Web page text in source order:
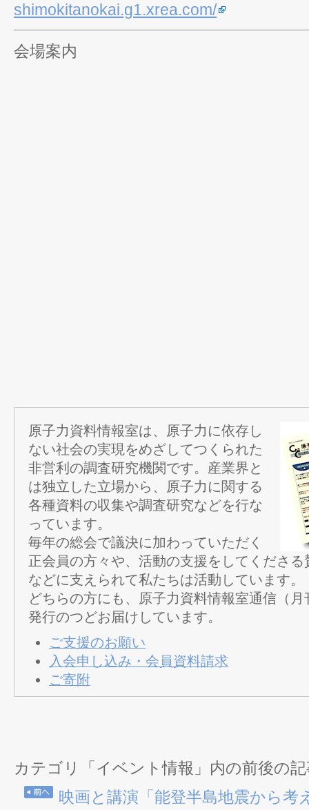
shimokitanokai.g1.xrea.com/
会場案内
原子力資料情報室は、原子力に依存し
ない社会の実現をめざしてつくられた
非営利の調査研究機関です。産業界と
は独立した立場から、原子力に関する
各種資料の収集や調査研究などを行な
っています。
毎年の総会で議決に加わっていただく
正会員の方々や、活動の支援をしてくださ
などに支えられて私たちは活動しています。
どちらの方にも、原子力資料情報室通信（
発行のつどお届けしています。
ご支援のお願い
入会申し込み・会員資料請求
ご寄附
カテゴリ「イベント情報」内の前後の
映画と講演「能登半島地震から考